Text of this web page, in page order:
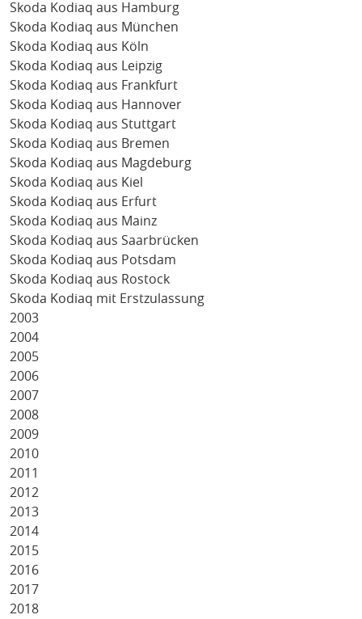
Skoda Kodiaq aus Hamburg
Skoda Kodiaq aus München
Skoda Kodiaq aus Köln
Skoda Kodiaq aus Leipzig
Skoda Kodiaq aus Frankfurt
Skoda Kodiaq aus Hannover
Skoda Kodiaq aus Stuttgart
Skoda Kodiaq aus Bremen
Skoda Kodiaq aus Magdeburg
Skoda Kodiaq aus Kiel
Skoda Kodiaq aus Erfurt
Skoda Kodiaq aus Mainz
Skoda Kodiaq aus Saarbrücken
Skoda Kodiaq aus Potsdam
Skoda Kodiaq aus Rostock
Skoda Kodiaq mit Erstzulassung
2003
2004
2005
2006
2007
2008
2009
2010
2011
2012
2013
2014
2015
2016
2017
2018